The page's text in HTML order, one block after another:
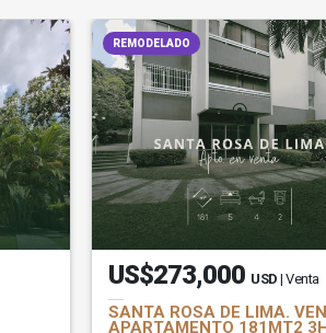
REMODELADO
US$273,000 USD | Venta
SANTA ROSA DE LIMA.
APARTAMENTO 181MT2